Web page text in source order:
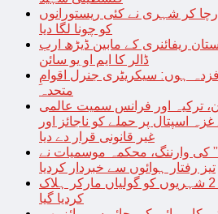
رچا کر شہری نے کئی ریستورانوں
کو چونا لگا دیا
ریفائنری کے مابین ڈیڑھ ارب
ڈالر کا ایم او یو سائن
ہوں: سیکریٹری جنرل اقوامِ
متحدہ
ترکیہ اور فرانس سمیت عالمی
اسپتال پر حملے کو ناجائز اور
غیر قانونی قرار دے دیا
کی وارننگ، محکمہ موسمیات نے
تیز رفتار ہوائوں سے خبردار کردیا
بیلجیئم میں سویڈن کے 2 شہریوں کو گولیاں مارکر ہلاک
کردیا گیا